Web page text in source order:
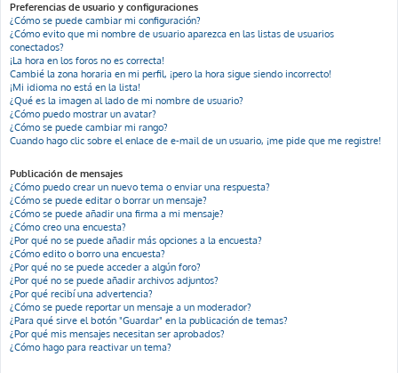
Preferencias de usuario y configuraciones
¿Cómo se puede cambiar mi configuración?
¿Cómo evito que mi nombre de usuario aparezca en las listas de usuarios
conectados?
¡La hora en los foros no es correcta!
Cambié la zona horaria en mi perfil, ¡pero la hora sigue siendo incorrecto!
¡Mi idioma no está en la lista!
¿Qué es la imagen al lado de mi nombre de usuario?
¿Cómo puedo mostrar un avatar?
¿Cómo se puede cambiar mi rango?
Cuando hago clic sobre el enlace de e-mail de un usuario, ¡me pide que me registre!
Publicación de mensajes
¿Cómo puedo crear un nuevo tema o enviar una respuesta?
¿Cómo se puede editar o borrar un mensaje?
¿Cómo se puede añadir una firma a mi mensaje?
¿Cómo creo una encuesta?
¿Por qué no se puede añadir más opciones a la encuesta?
¿Cómo edito o borro una encuesta?
¿Por qué no se puede acceder a algún foro?
¿Por qué no se puede añadir archivos adjuntos?
¿Por qué recibí una advertencia?
¿Cómo se puede reportar un mensaje a un moderador?
¿Para qué sirve el botón "Guardar" en la publicación de temas?
¿Por qué mis mensajes necesitan ser aprobados?
¿Cómo hago para reactivar un tema?